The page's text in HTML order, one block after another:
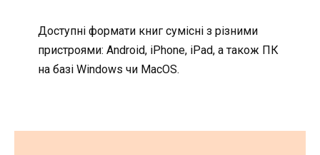
Доступні формати книг сумісні з різними
пристроями: Android, iPhone, iPad, а також ПК
на базі Windows чи MacOS.